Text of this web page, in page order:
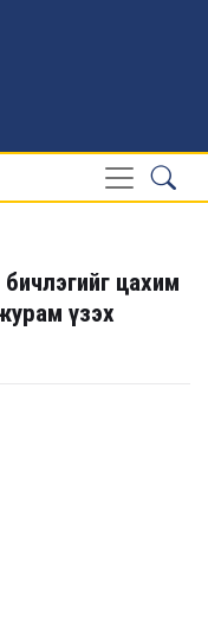
цахим
үзэх